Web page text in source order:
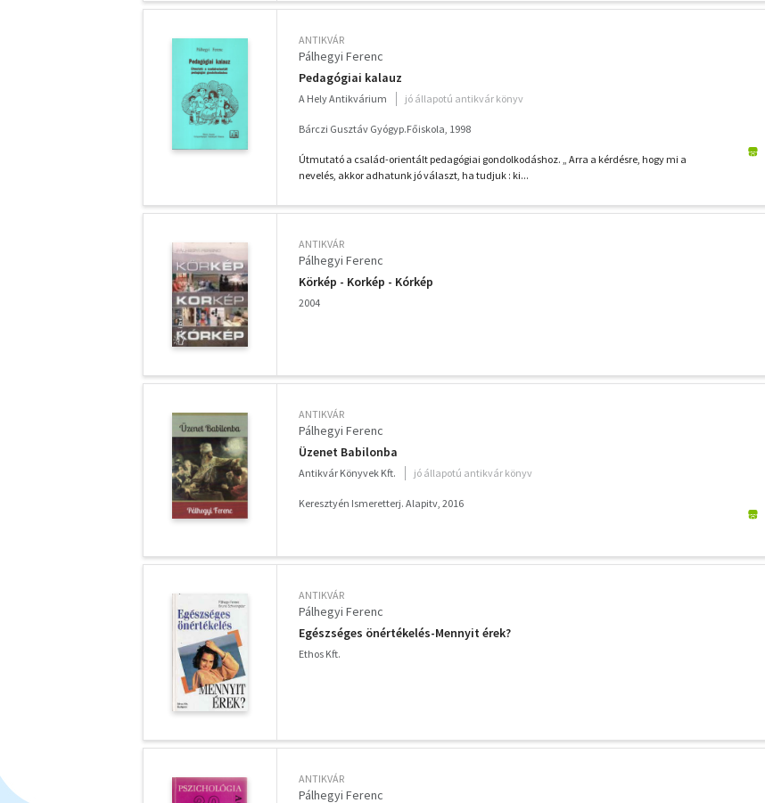
ANTIKVÁR
Pálhegyi Ferenc
Pedagógiai kalauz
A Hely Antikvárium jó állapotú antikvár könyv
Bárczi Gusztáv Gyógyp.Főiskola, 1998
Útmutató a család-orientált pedagógiai gondolkodáshoz. „ Arra a kérdésre, hogy mi a
nevelés, akkor adhatunk jó választ, ha tudjuk : ki...
ANTIKVÁR
Pálhegyi Ferenc
Körkép - Korkép - Kórkép
2004
ANTIKVÁR
Pálhegyi Ferenc
Üzenet Babilonba
Antikvár Könyvek Kft. jó állapotú antikvár könyv
Keresztyén Ismeretterj. Alapitv, 2016
ANTIKVÁR
Pálhegyi Ferenc
Egészséges önértékelés-Mennyit érek?
Ethos Kft.
ANTIKVÁR
Pálhegyi Ferenc